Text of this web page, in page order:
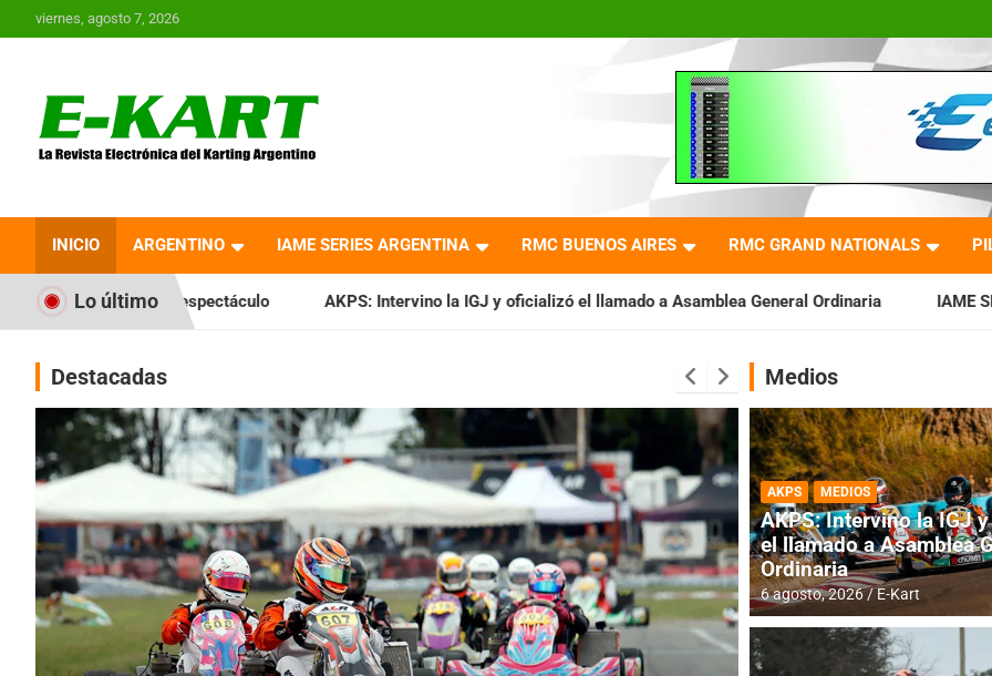
al
viernes, agosto 7, 2026
Revista Electrónica del
Karting en Argentina
INICIO ARGENTINO IAME SERIES ARGENTINA RMC BUENOS AIRES RMC GRAND NATIONALS
Lo últimoAKPS: Intervino la IGJ y oficializó el llamado a Asamblea General Ordinaria IAME SERIES ARGENTINA:
Destacadas Medios
AKPS MEDIOS
AKPS: Intervino la IGJ
el llamado a Asamblea
Ordinaria
6 agosto, 2026 E-Kart